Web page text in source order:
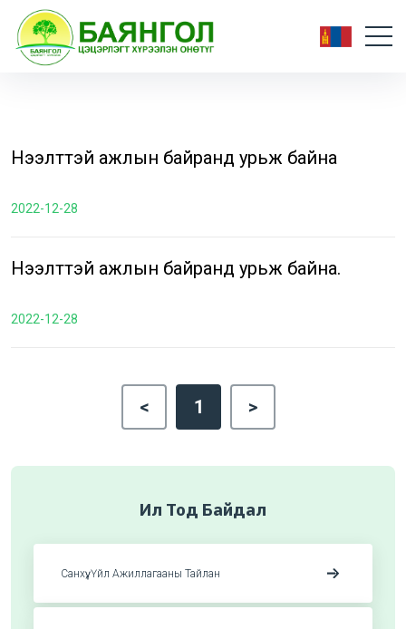
Нээлттэй ажлын байранд урьж байна
2022-12-28
Нээлттэй ажлын байранд урьж байна.
2022-12-28
< 1 >
Ил Тод Байдал
Санхүү, Үйл Ажиллагааны Тайлан